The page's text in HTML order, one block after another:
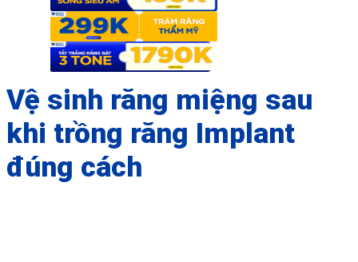
Vệ sinh răng miệng sau
khi trồng răng Implant
đúng cách